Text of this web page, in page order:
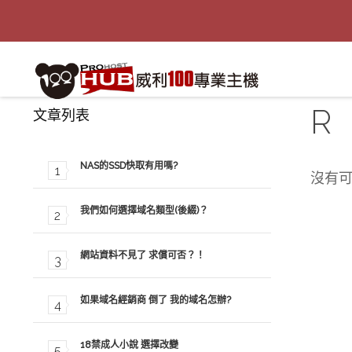
R
沒有
文章列表
NAS的SSD快取有用嗎?
我們如何選擇域名類型(後綴)？
網站資料不見了 求償可否？！
如果域名經銷商 倒了 我的域名怎辦?
18禁成人小說 選擇改變